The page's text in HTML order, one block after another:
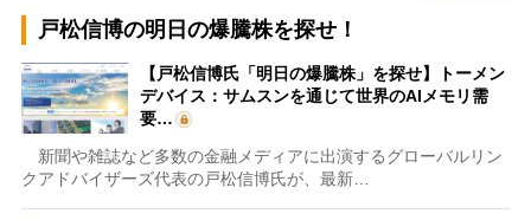
戸松信博の明日の爆騰株を探せ！
【戸松信博氏「明日の爆騰株」を探せ】トーメン
デバイス：サムスンを通じて世界のAIメモリ需
要…
新聞や雑誌など多数の金融メディアに出演するグローバルリン
クアドバイザーズ代表の戸松信博氏が、最新…